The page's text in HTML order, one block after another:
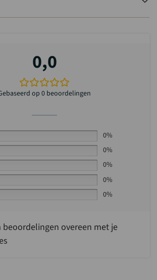
0,0
op 0 beoordelingen
0%
0%
0%
0%
0%
beoordelingen overeen met je